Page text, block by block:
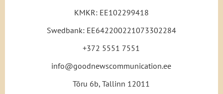
KMKR: EE102299418
Swedbank: EE642200221073302284
+372 5551 7551
info@goodnewscommunication.ee
Tõru 6b, Tallinn 12011